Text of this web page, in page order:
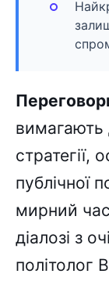
вимагають
стратегії,
публічної
мирний
діалозі з
політолог